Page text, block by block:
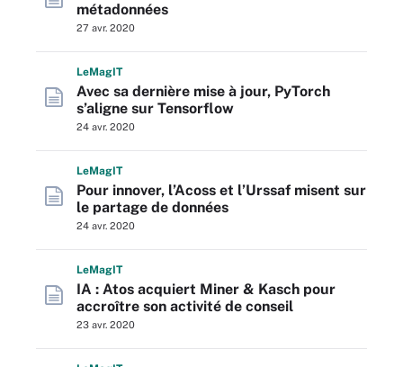
métadonnées
27 avr. 2020
LeMagIT
Avec sa dernière mise à jour, PyTorch
s’aligne sur Tensorflow
24 avr. 2020
LeMagIT
Pour innover, l’Acoss et l’Urssaf misent sur
le partage de données
24 avr. 2020
LeMagIT
IA : Atos acquiert Miner & Kasch pour
accroître son activité de conseil
23 avr. 2020